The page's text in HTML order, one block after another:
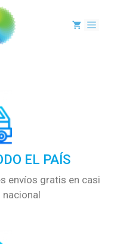
EL PAÍS
envíos gratis en casi